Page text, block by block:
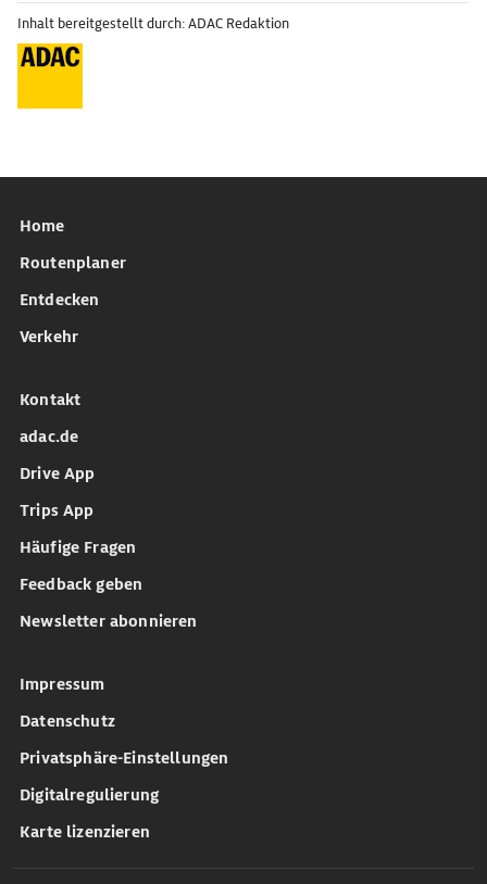
Inhalt bereitgestellt durch: ADAC Redaktion
Home
Routenplaner
Entdecken
Verkehr
Kontakt
adac.de
Drive App
Trips App
Häufige Fragen
Feedback geben
Newsletter abonnieren
Impressum
Datenschutz
Privatsphäre-Einstellungen
Digitalregulierung
Karte lizenzieren